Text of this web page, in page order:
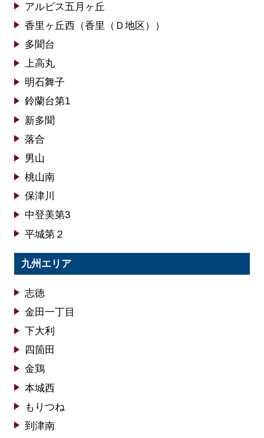
アルビス五月ヶ丘
香里ヶ丘西（香里（Ｄ地区））
多聞台
上高丸
明石舞子
鈴蘭台第1
新多聞
落合
男山
桃山南
保津川
中登美第3
平城第２
九州エリア
志徳
金田一丁目
下大利
四箇田
金鶏
本城西
もりつね
到津南